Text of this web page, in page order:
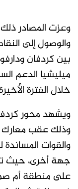
وعزت المصادر
والوصول إلى
بين كردفان
ميليشيا الدعم
خلال الفترة
ويشهد محور
وذلك عقب
والقوات
جهة أخرى، حيث
على منطقة أم